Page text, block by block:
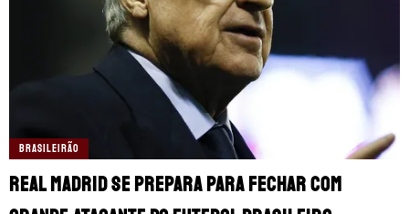
BRASILEIRÃO
Real Madrid se prepara para fechar com